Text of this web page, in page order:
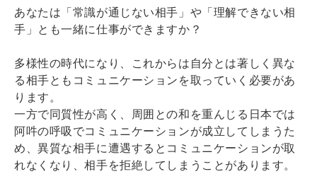
あなたは「常識が通じない相手」や「理解できない相
手」とも一緒に仕事ができますか？
多様性の時代になり、これからは自分とは著しく異な
る相手ともコミュニケーションを取っていく必要があ
ります。
一方で同質性が高く、周囲との和を重んじる日本では
阿吽の呼吸でコミュニケーションが成立してしまうた
め、異質な相手に遭遇するとコミュニケーションが取
れなくなり、相手を拒絶してしまうことがあります。